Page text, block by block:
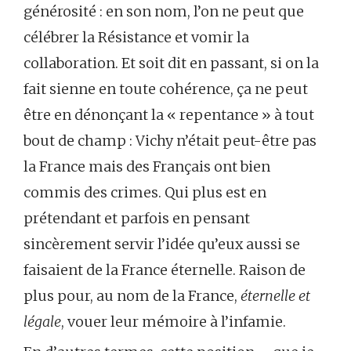
générosité : en son nom, l’on ne peut que
célébrer la Résistance et vomir la
collaboration. Et soit dit en passant, si on la
fait sienne en toute cohérence, ça ne peut
être en dénonçant la « repentance » à tout
bout de champ : Vichy n’était peut-être pas
la France mais des Français ont bien
commis des crimes. Qui plus est en
prétendant et parfois en pensant
sincèrement servir l’idée qu’eux aussi se
faisaient de la France éternelle. Raison de
plus pour, au nom de la France, éternelle et
légale, vouer leur mémoire à l’infamie.